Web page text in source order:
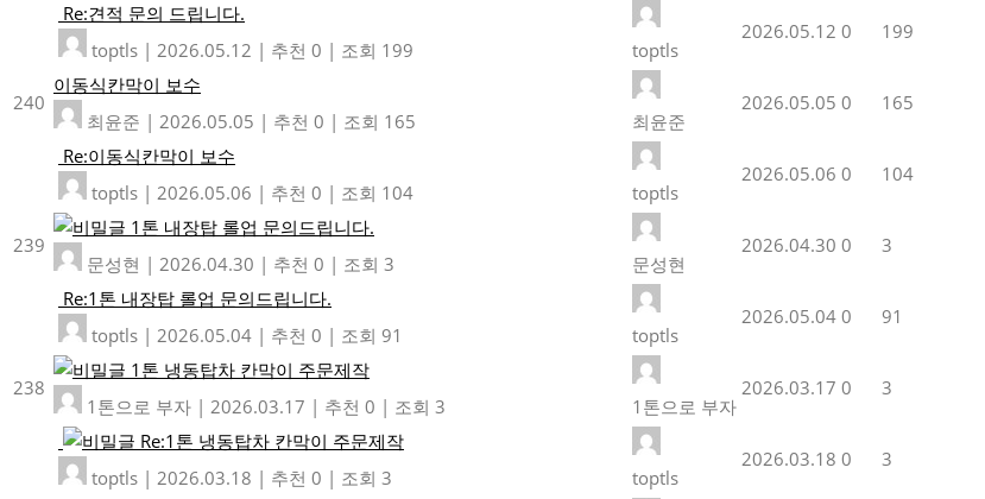
Re:견적 문의 드립니다.
toptls | 2026.05.12 | 추천 0 | 조회 199 toptls
2026.05.12 0 199
240
이동식칸막이 보수
최윤준 | 2026.05.05 | 추천 0 | 조회 165 최윤준
2026.05.05 0 165
Re:이동식칸막이 보수
toptls | 2026.05.06 | 추천 0 | 조회 104 toptls
2026.05.06 0 104
239
1톤 내장탑 롤업 문의드립니다.
문성현 | 2026.04.30 | 추천 0 | 조회 3 문성현
2026.04.30 0 3
Re:1톤 내장탑 롤업 문의드립니다.
toptls | 2026.05.04 | 추천 0 | 조회 91 toptls
2026.05.04 0 91
238
1톤 냉동탑차 칸막이 주문제작
1톤으로 부자 | 2026.03.17 | 추천 0 | 조회 3 1톤으로 부자
2026.03.17 0 3
Re:1톤 냉동탑차 칸막이 주문제작
toptls | 2026.03.18 | 추천 0 | 조회 3 toptls
2026.03.18 0 3